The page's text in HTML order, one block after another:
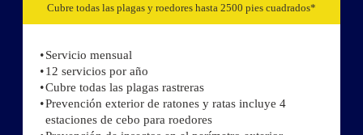
Cubre todas las plagas y roedores hasta 2500 pies cuadrados*
Servicio mensual
12 servicios por año
Cubre todas las plagas rastreras
Prevención exterior de ratones y ratas incluye 4
estaciones de cebo para roedores